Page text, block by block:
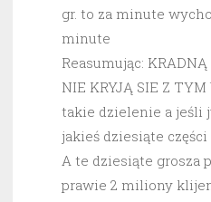
gr. to za minute
minute
Reasumując:
NIE KRYJĄ SIE Z
takie dzielenie a jeśli
jakieś dziesiąte części
A te dziesiąte grosza
prawie 2 miliony